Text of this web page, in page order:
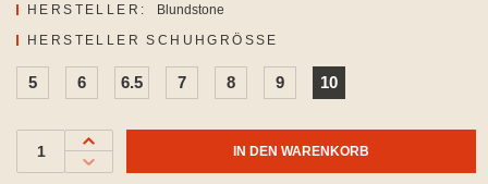
HERSTELLER:
Blundstone
HERSTELLER SCHUHGRÖSSE
5 6 6.5 7 8 9 10
IN DEN WARENKORB